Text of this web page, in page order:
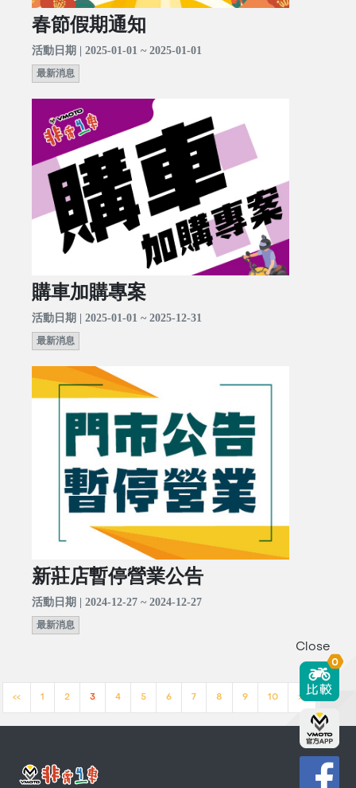
春節假期通知
活動日期 | 2025-01-01 ~ 2025-01-01
最新消息
購車加購專案
活動日期 | 2025-01-01 ~ 2025-12-31
最新消息
新莊店暫停營業公告
活動日期 | 2024-12-27 ~ 2024-12-27
最新消息
<< 1 2 3 4 5 6 7 8 9 10 >>
Close
0